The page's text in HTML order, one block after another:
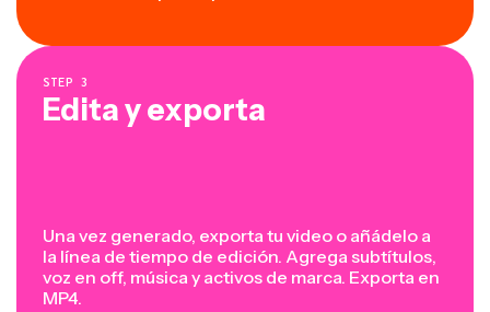
STEP 3
Edita y exporta
Una vez generado, exporta tu video o añádelo a
la línea de tiempo de edición. Agrega subtítulos,
voz en off, música y activos de marca. Exporta en
MP4.